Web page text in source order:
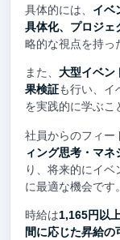
具体的には、 イベ
具体化、プロジェ
略的な視点を持っ
また、 大型イベン
果検証も行い、イ
を実践的に学ぶこ
社員からのフィー
ィング思考・マ
り、将来的にイ
に最適な機会です。
時給は1,165円以上
間に応じた昇給の